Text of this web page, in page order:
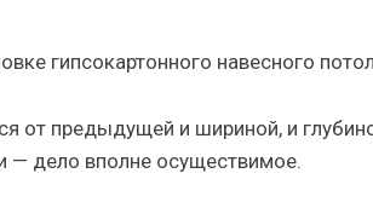
гипсокартонного навесного
от предыдущей и шириной, и
— дело вполне осуществимое.